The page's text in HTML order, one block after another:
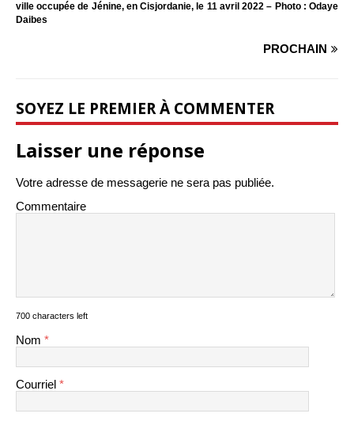
ville occupée de Jénine, en Cisjordanie, le 11 avril 2022 – Photo : Odaye
Daibes
PROCHAIN
SOYEZ LE PREMIER À COMMENTER
Laisser une réponse
Votre adresse de messagerie ne sera pas publiée.
Commentaire
700 characters left
Nom *
Courriel *